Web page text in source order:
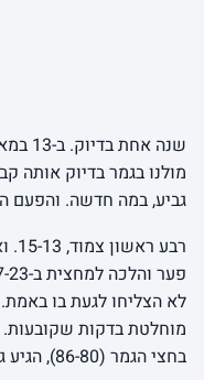
מולנו בגמר בדיוק אותה
גביע, במה חדשה. והפעם
בחצי הגמר (86-80), הגיע גם החשבון הגדול של השנה.